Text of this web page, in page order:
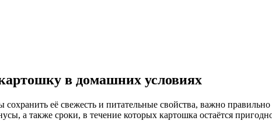
в домашних условиях
её свежесть и питательные свойства, важно
а также сроки, в течение которых картошка остаётся